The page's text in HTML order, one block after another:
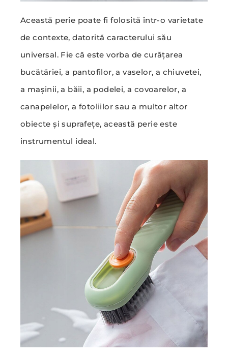
Această perie poate fi folosită într-o varietate
de contexte, datorită caracterului său
universal. Fie că este vorba de curățarea
bucătăriei, a pantofilor, a vaselor, a chiuvetei,
a mașinii, a băii, a podelei, a covoarelor, a
canapelelor, a fotoliilor sau a multor altor
obiecte și suprafețe, această perie este
instrumentul ideal.